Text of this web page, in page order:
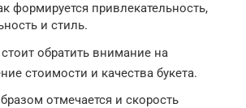
формируется привлекательность,
и стиль.
обратить внимание на
стоимости и качества букета.
отмечается и скорость